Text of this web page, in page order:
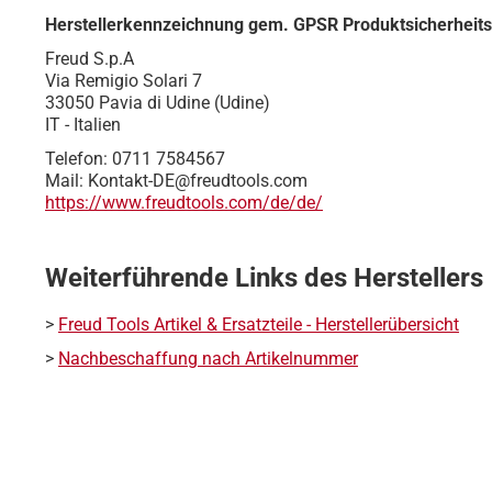
Herstellerkennzeichnung gem. GPSR
Freud S.p.A
Via Remigio Solari 7
33050 Pavia di Udine (Udine)
IT - Italien
Telefon: 0711 7584567
Mail: Kontakt-DE@freudtools.com
https://www.freudtools.com/de/de/
Weiterführende Links des Herstellers
> Freud Tools Artikel & Ersatzteile - Herstellerübersicht
> Nachbeschaffung nach Artikelnummer